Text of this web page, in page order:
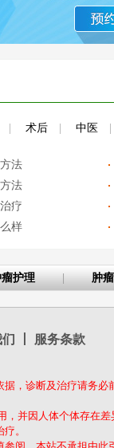
术后 中医
法
法
疗
样
护理 肿
服务条款
，诊断及治疗请务必
，并因人体个体存在差
。